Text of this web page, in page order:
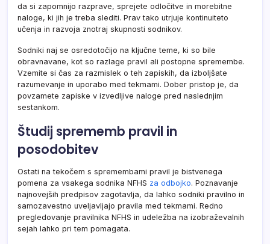
da si zapomnijo razprave, sprejete odločitve in morebitne
naloge, ki jih je treba slediti. Prav tako utrjuje kontinuiteto
učenja in razvoja znotraj skupnosti sodnikov.
Sodniki naj se osredotočijo na ključne teme, ki so bile
obravnavane, kot so razlage pravil ali postopne spremembe.
Vzemite si čas za razmislek o teh zapiskih, da izboljšate
razumevanje in uporabo med tekmami. Dober pristop je, da
povzamete zapiske v izvedljive naloge pred naslednjim
sestankom.
Študij sprememb pravil in
posodobitev
Ostati na tekočem s spremembami pravil je bistvenega
pomena za vsakega sodnika NFHS za odbojko. Poznavanje
najnovejših predpisov zagotavlja, da lahko sodniki pravilno in
samozavestno uveljavljajo pravila med tekmami. Redno
pregledovanje pravilnika NFHS in udeležba na izobraževalnih
sejah lahko pri tem pomagata.